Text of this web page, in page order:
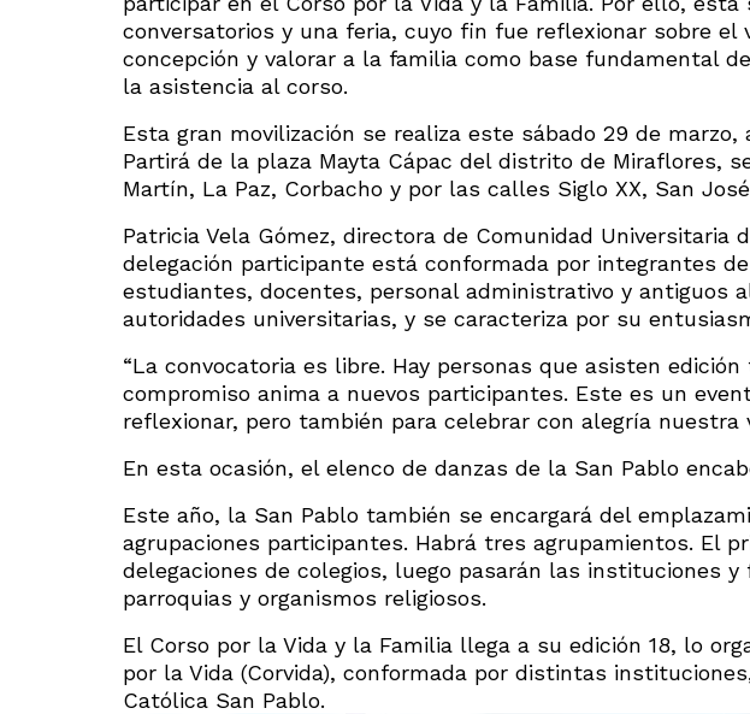
conversatorios y una feria, cuyo fin fue reflexionar sobre el
concepción y valorar a la familia como base fundamental
la asistencia al corso.
Esta gran movilización se realiza este sábado 29 de marzo,
Partirá de la plaza Mayta Cápac del distrito de Miraflores,
Martín, La Paz, Corbacho y por las calles Siglo XX, San
Patricia Vela Gómez, directora de Comunidad Universitaria
delegación participante está conformada por integrantes
estudiantes, docentes, personal administrativo y antiguos
autoridades universitarias, y se caracteriza por su
“La convocatoria es libre. Hay personas que asisten
compromiso anima a nuevos participantes. Este es un
reflexionar, pero también para celebrar con alegría nuestra
En esta ocasión, el elenco de danzas de la San Pablo
Este año, la San Pablo también se encargará del
agrupaciones participantes. Habrá tres agrupamientos. El
delegaciones de colegios, luego pasarán las instituciones
parroquias y organismos religiosos.
El Corso por la Vida y la Familia llega a su edición 18, lo
por la Vida (Corvida), conformada por distintas
Católica San Pablo.